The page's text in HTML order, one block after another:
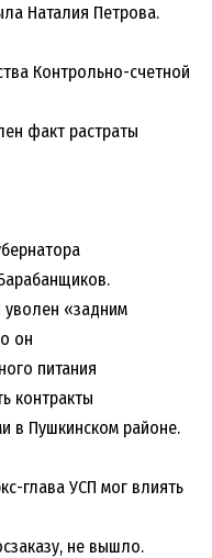
Наталия Петрова.
Контрольно-счетной
факт растраты
уволен «задним
он
питания
контракты
в Пушкинском районе.
глава УСП мог влиять
не вышло.